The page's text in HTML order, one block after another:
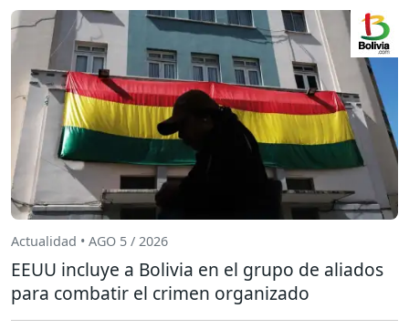
Actualidad • AGO 5 / 2026
EEUU incluye a Bolivia en el grupo de aliados
para combatir el crimen organizado